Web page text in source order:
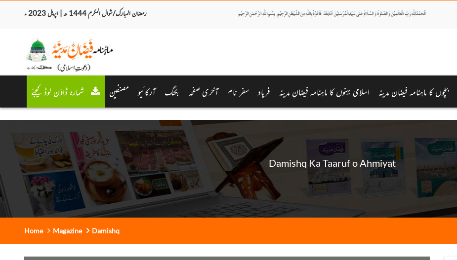
رمضان المبارک/شوال المکرم 1444 ھ | اپریل 2023 ء
بچّوں کا ماہنامہ فیضان مدینہ اسلامی بہنوں کا ماہنامہ فیضانِ مدینہ فریاد سفر نام آخری صفحہ بکنگ آرکائیو مصنفین شمارہ ڈاؤن لوڈ کیجئے
Damishq Ka Taaruf o Ahmiyat
Home Magazine Damishq